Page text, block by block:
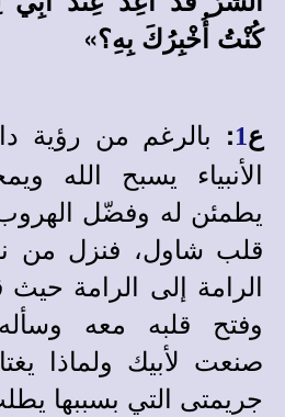
كُنْتُ أُخْبِرُكَ بِهِ؟»
ع1
: بالرغم من رؤية
الأنبياء يسبح الله
يطمئن له وفضّل
قلب شاول، فنزل من
الرامة إلى الرامة حيث
وفتح قلبه معه وسأله
صنعت لأبيك ولماذا
جريمتى التي بسببها